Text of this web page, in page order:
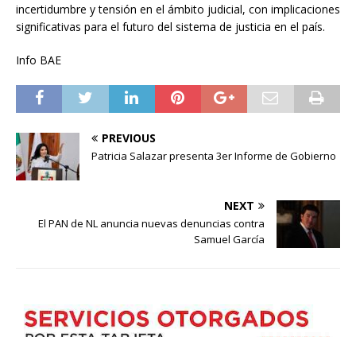
incertidumbre y tensión en el ámbito judicial, con implicaciones
significativas para el futuro del sistema de justicia en el país.
Info BAE
PREVIOUS
Patricia Salazar presenta 3er Informe de Gobierno
NEXT
El PAN de NL anuncia nuevas denuncias contra
Samuel García